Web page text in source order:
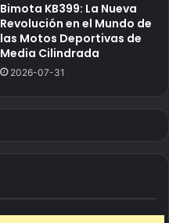
Bimota KB399: La Nueva
Revolución en el Mundo de
las Motos Deportivas de
Media Cilindrada
2026-07-31